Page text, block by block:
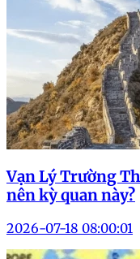
Vạn Lý Trường
nên kỳ quan này?
2026-07-18 08:00:01